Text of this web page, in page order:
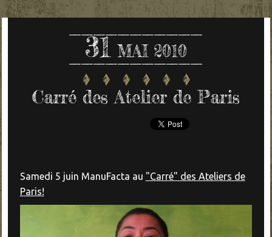
31 MAI 2010
Carré des Atelier de Paris
Samedi 5 juin ManuFacta au "Carré" des Ateliers de
Paris!